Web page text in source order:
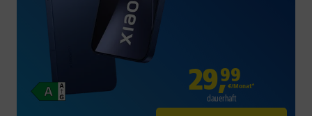
29,
99
€/Monat*
dauerhaft